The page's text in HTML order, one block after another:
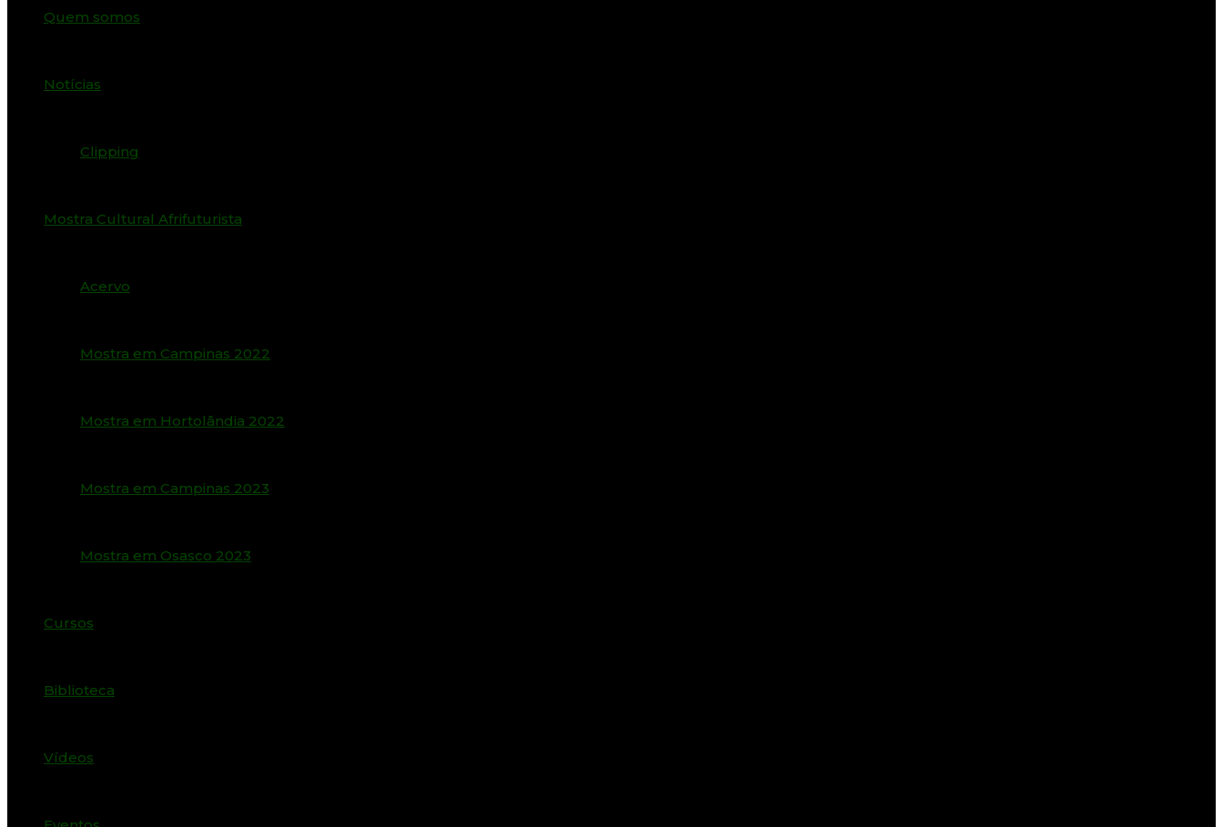
Quem somos
Notícias
Clipping
Mostra Cultural Afrifuturista
Acervo
Mostra em Campinas 2022
Mostra em Hortolândia 2022
Mostra em Campinas 2023
Mostra em Osasco 2023
Cursos
Biblioteca
Vídeos